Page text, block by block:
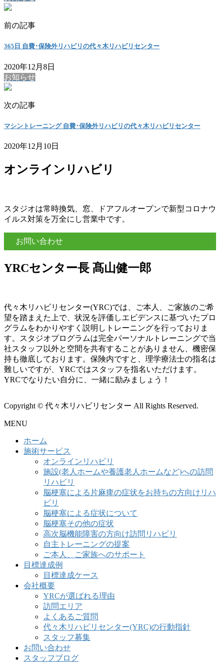
前の記事
365日 自費･保険外リハビリの代々木リハビリセンター
2020年12月8日
お知らせ
次の記事
マシントレーニング 自費･保険外リハビリの代々木リハビリセンター
2020年12月10日
オンラインリハビリ
スタジオは常時換気、窓、ドアフルオープンで新型コロナウ
イルス対策を万全にし営業中です。
お問い合わせ
YRCセンター長 髙山健一郎
代々木リハビリセンター(YRC)では、ご本人、ご家族のご希
望を踏まえた上で、状況を評価しエビデンスに基づいたプロ
グラムをわかりやすく説明しトレーニングを行っておりま
す。スタジオプログラムは完全パーソナルトレーニングで当
社スタッフ以外と空間を共有することがありません、機密保
持も徹底しております。保険内ですと、理学療法士の指名は
難しいですが、YRCではスタッフを指名いただけます。
YRCでなりたい自分に、一緒に励みましょう！
Copyright © 代々木リハビリセンター All Rights Reserved.
MENU
ホーム
施術サービス
オンラインリハビリ
施設(老人ホームや養護老人ホームなど)への訪問
リハビリ
脳梗塞による片麻痺の症状をお持ちの方向けリハ
ビリ
脳梗塞による症状について
脳梗塞その他の症状
高次脳機能障害の方向け訪問リハビリ
自主トレーニングの提案
ご本人、ご家族へのサポート
目標達成例
目標達成ケース
会社概要
YRCが選ばれる理由
訪問エリア
よくあるご質問
代々木リハビリセンター(YRC)の行動指針
スタッフ募集
お問い合わせ
スタッフブログ